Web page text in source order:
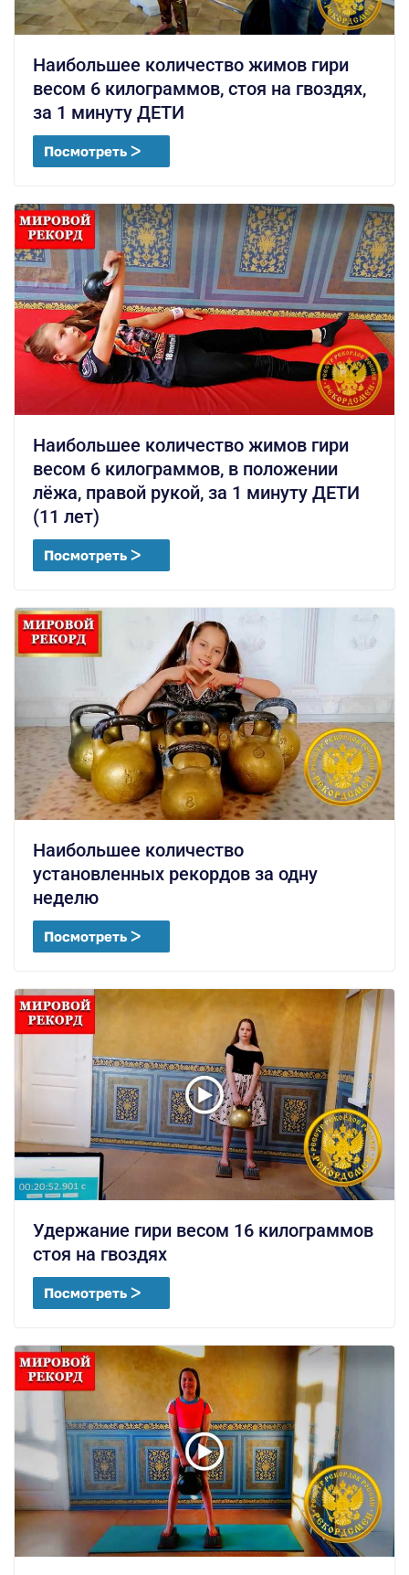
Наибольшее количество жимов гири
весом 6 килограммов, стоя на гвоздях,
за 1 минуту ДЕТИ
Посмотреть ᐳ
Наибольшее количество жимов гири
весом 6 килограммов, в положении
лёжа, правой рукой, за 1 минуту ДЕТИ
(11 лет)
Посмотреть ᐳ
Наибольшее количество
установленных рекордов за одну
неделю
Посмотреть ᐳ
Удержание гири весом 16 килограммов
стоя на гвоздях
Посмотреть ᐳ